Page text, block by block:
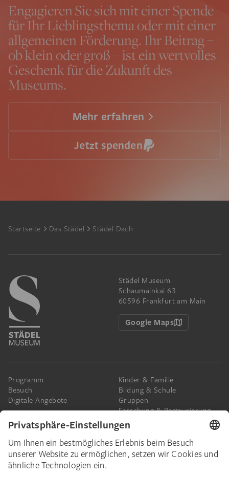
Engagieren Sie sich mit einer Spende
für Ihr Lieblingsthema oder mit einer
allgemeinen Förderung. Ihr Beitrag –
ob klein oder groß – ist ein wertvolles
Geschenk für die Zukunft des
Museums.
Mehr erfahren
Jetzt spenden
Footer
Startseite Das Städel Städel Dach
Städel Museum
Schaumainkai 63
60596 Frankfurt am Main
Google Maps
Programm
Besuch
Digitale Angebote
Kinder & Familie
Bildung & Schule
Gruppen
Forschung & Restaurierung
Presse
Das Städel